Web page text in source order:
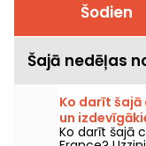
Šodien
Šajā nedēļas
Ko darīt šajā
un
augustā
Ko darīt šajā